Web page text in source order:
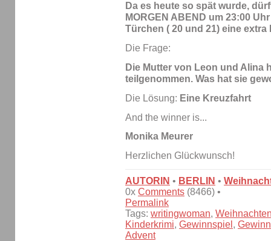
Da es heute so spät wurde,
MORGEN ABEND um 23:00
Türchen ( 20 und 21) eine extra
Die Frage:
Die Mutter von Leon und Alina
teilgenommen. Was hat sie
Die Lösung: Eine Kreuzfahrt
And the winner is...
Monika Meurer
Herzlichen Glückwunsch!
AUTORIN • BERLIN •
0x Comments (8466) •
Permalink
Tags: writingwoman,
Kinderkrimi, Gewinnspiel , Gewinn
Advent